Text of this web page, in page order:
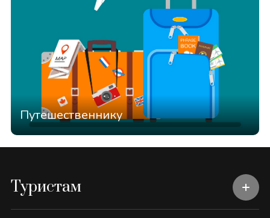
Путешественнику
Туристам